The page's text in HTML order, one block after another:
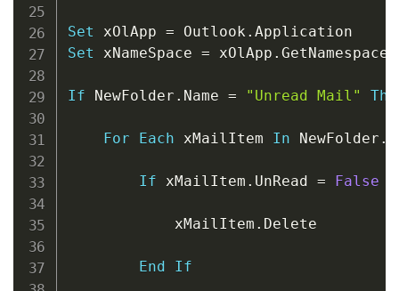
Set xOlApp = Outlook .
Set xNameSpace = xOlApp . GetNamespace
If NewFolder . Name = "Unread Mail"
For Each xMailItem In NewFolder .
If xMailItem . UnRead = False
            xMailItem
. Delete
End If